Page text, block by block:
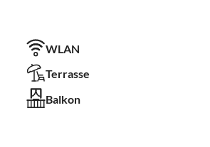
WLAN
Terrasse
Balkon